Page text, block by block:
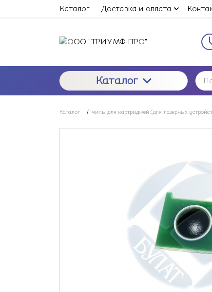
Каталог Доставка и оплата
Каталог
Каталог / чипы для картриджей (для лазерных